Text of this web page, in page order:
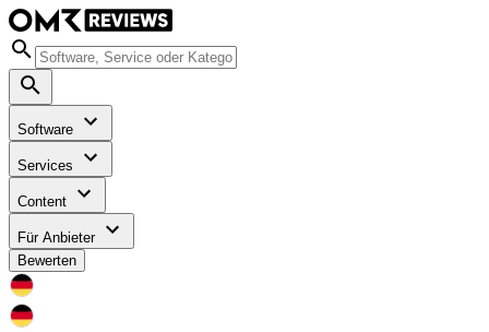
Software
Services
Content
Für Anbieter
Bewerten